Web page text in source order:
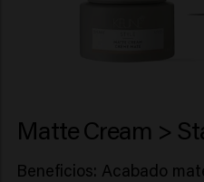
Matte Cream >
Beneficios: Acabado